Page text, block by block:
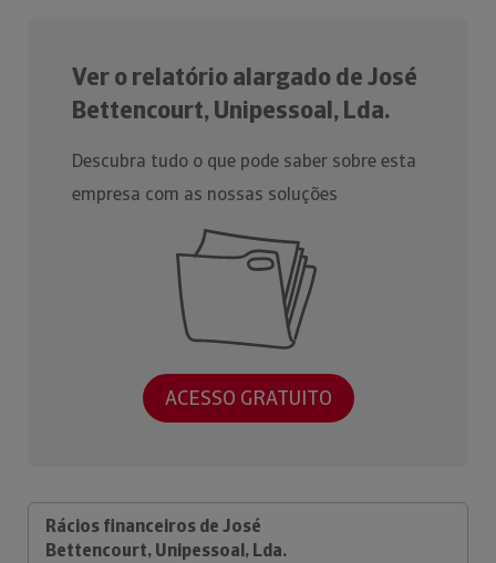
Ver o relatório alargado de José
Bettencourt, Unipessoal, Lda.
Descubra tudo o que pode saber sobre esta
empresa com as nossas soluções
ACESSO GRATUITO
Rácios financeiros de José
Bettencourt, Unipessoal, Lda.